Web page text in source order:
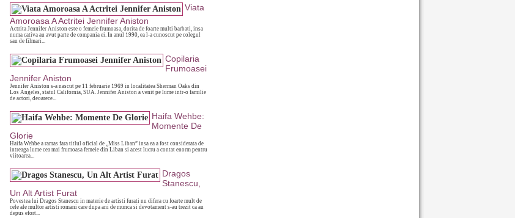
Viata
Amoroasa A Actritei Jennifer Aniston
Actrita Jennifer Aniston este o femeie frumoasa, dorita de foarte multi barbati, insa
numa cativa au avut parte de compania ei. In anul 1990, ea l-a cunoscut pe colegul
sau de filmari...
Copilaria
Frumoasei
Jennifer Aniston
Jennifer Aniston s-a nascut pe 11 februarie 1969 in localitatea Sherman Oaks din
Los Angeles, statul California, SUA. Jennifer Aniston a venit pe lume intr-o familie
de actori, deoarece...
Haifa Wehbe:
Momente De
Glorie
Haifa Wehbe a ramas fara titlul oficial de „Miss Liban” insa ea a fost considerata de
intreaga lume cea mai frumoasa femeie din Liban si acest lucru a contat enorm pentru
viitoarea...
Dragos
Stanescu,
Un Alt Artist Furat
Povestea lui Dragos Stanescu in materie de artisti furati nu difera cu foarte mult de
cele ale multor artisti romani care dupa ani de munca si devotament s-au trezit ca au
depus efort...